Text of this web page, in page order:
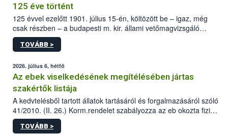
125 éve történt
125 évvel ezelőtt 1901. július 15-én, költözött be – igaz, még
csak részben – a budapesti m. kir. állami vetőmagvizsgáló
állomás a Kis Rókus utca 15. szám alatti, Czigler Győző által
tervezett új épületébe.
TOVÁBB >
2026. július 6, hétfő
Az ebek viselkedésének megítélésében jártas
szakértők listája
A kedvtelésből tartott állatok tartásáról és forgalmazásáról szóló
41/2010. (II. 26.) Korm.rendelet szabályozza az eb okozta fizikai
sérülés, illetve ennek veszélye keletkezésekor felmerülő
hatósági feladatokat, valamint a veszélyes eb tartását és annak
TOVÁBB >